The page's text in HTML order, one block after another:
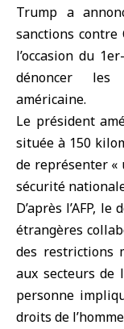
Trump a
sanctions contre
l’occasion du
dénoncer les
américaine.
Le président
située à 150
de représenter «
sécurité
D’après l’AFP,
étrangères
des restrictions
aux secteurs de
personne
droits de